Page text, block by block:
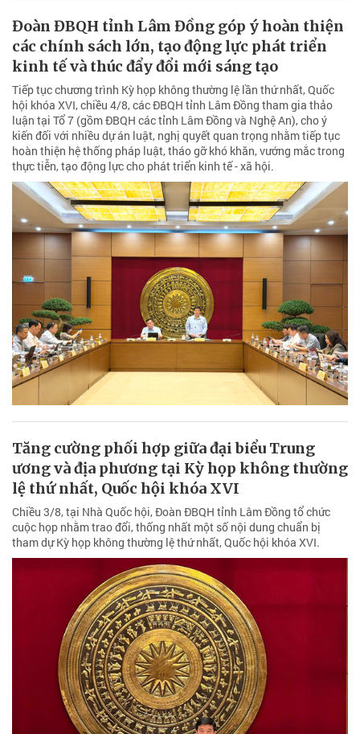
Đoàn ĐBQH tỉnh Lâm Đồng góp ý hoàn thiện
các chính sách lớn, tạo động lực phát triển
kinh tế và thúc đẩy đổi mới sáng tạo
Tiếp tục chương trình Kỳ họp không thường lệ lần thứ nhất, Quốc
hội khóa XVI, chiều 4/8, các ĐBQH tỉnh Lâm Đồng tham gia thảo
luận tại Tổ 7 (gồm ĐBQH các tỉnh Lâm Đồng và Nghệ An), cho ý
kiến đối với nhiều dự án luật, nghị quyết quan trọng nhằm tiếp tục
hoàn thiện hệ thống pháp luật, tháo gỡ khó khăn, vướng mắc trong
thực tiễn, tạo động lực cho phát triển kinh tế - xã hội.
Tăng cường phối hợp giữa đại biểu Trung
ương và địa phương tại Kỳ họp không thường
lệ thứ nhất, Quốc hội khóa XVI
Chiều 3/8, tại Nhà Quốc hội, Đoàn ĐBQH tỉnh Lâm Đồng tổ chức
cuộc họp nhằm trao đổi, thống nhất một số nội dung chuẩn bị
tham dự Kỳ họp không thường lệ thứ nhất, Quốc hội khóa XVI.